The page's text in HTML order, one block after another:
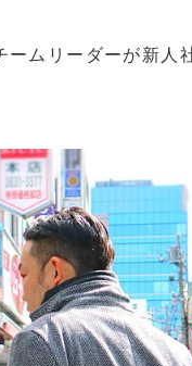
ムリーダーが新人